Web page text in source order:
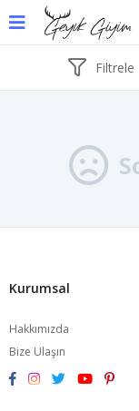
Filtrele
Kurumsal
Hakkımızda
Bize Ulaşın